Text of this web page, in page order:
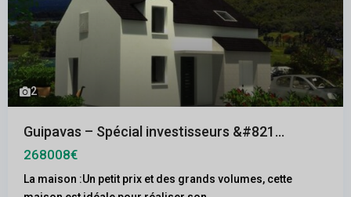
2
Guipavas – Spécial investisseurs &#821...
268008€
La maison :Un petit prix et des grands volumes, cette